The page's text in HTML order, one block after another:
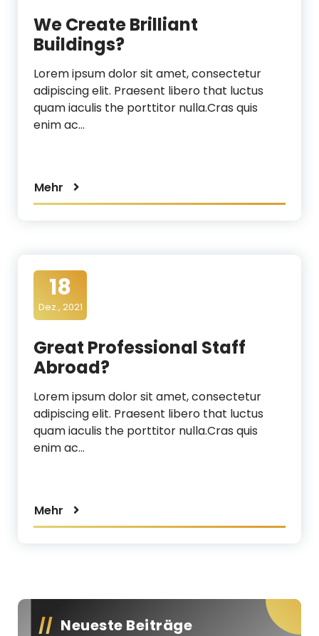
We Create Brilliant
Buildings?
Lorem ipsum dolor sit amet, consectetur
adipiscing elit. Praesent libero that luctus
quam iaculis the porttitor nulla.Cras quis
enim ac…
Mehr
18
Dez., 2021
Great Professional Staff
Abroad?
Lorem ipsum dolor sit amet, consectetur
adipiscing elit. Praesent libero that luctus
quam iaculis the porttitor nulla.Cras quis
enim ac…
Mehr
Neueste Beiträge